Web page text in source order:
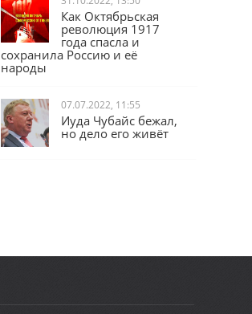
31.10.2022, 13:50
Как Октябрьская
революция 1917
народы
07.07.2022, 11:55